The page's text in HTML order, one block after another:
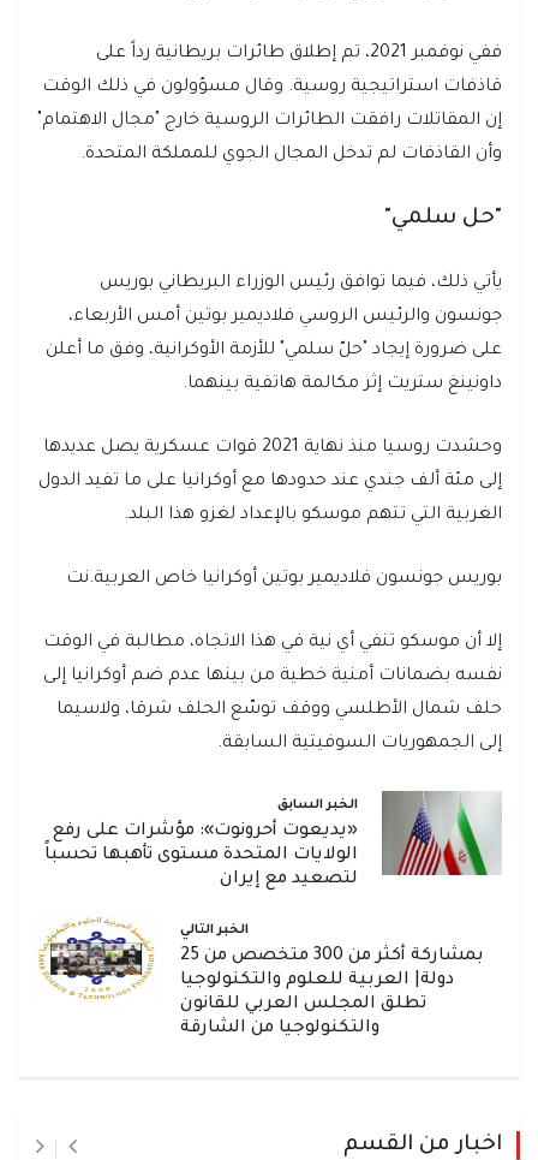
ففي نوفمبر 2021، تم إطلاق طائرات بريطانية رداً على
قاذفات استراتيجية روسية. وقال مسؤولون في ذلك الوقت
إن المقاتلات رافقت الطائرات الروسية خارج "مجال الاهتمام"
وأن القاذفات لم تدخل المجال الجوي للمملكة المتحدة.
"حل سلمي"
يأتي ذلك، فيما توافق رئيس الوزراء البريطاني بوريس
جونسون والرئيس الروسي فلاديمير بوتين أمس الأربعاء،
على ضرورة إيجاد "حلّ سلمي" للأزمة الأوكرانية، وفق ما أعلن
داونينغ ستريت إثر مكالمة هاتفية بينهما.
وحشدت روسيا منذ نهاية 2021 قوات عسكرية يصل عديدها
إلى مئة ألف جندي عند حدودها مع أوكرانيا على ما تفيد الدول
الغربية التي تتهم موسكو بالإعداد لغزو هذا البلد.
بوريس جونسون فلاديمير بوتين أوكرانيا خاص العربية.نت
إلا أن موسكو تنفي أي نية في هذا الاتجاه، مطالبة في الوقت
نفسه بضمانات أمنية خطية من بينها عدم ضم أوكرانيا إلى
حلف شمال الأطلسي ووقف توسّع الحلف شرقا، ولاسيما
إلى الجمهوريات السوفيتية السابقة.
الخبر السابق
«يديعوت أحرونوت»: مؤشرات على رفع
الولايات المتحدة مستوى تأهبها تحسباً
لتصعيد مع إيران
الخبر التالي
بمشاركة أكثر من 300 متخصص من 25
دولة| العربية للعلوم والتكنولوجيا
تطلق المجلس العربي للقانون
والتكنولوجيا من الشارقة
اخبار من القسم